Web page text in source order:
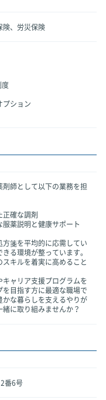
険、労災保険
度
プション
師として以下の業務を担
確な調剤
薬説明と健康サポート
箋を平均的に応需してい
る環境が整っています。
キルを着実に高めること
キャリア支援プログラムを
目指す方に最適な職場で
かな暮らしを支えるやりが
に取り組みませんか？
番6号